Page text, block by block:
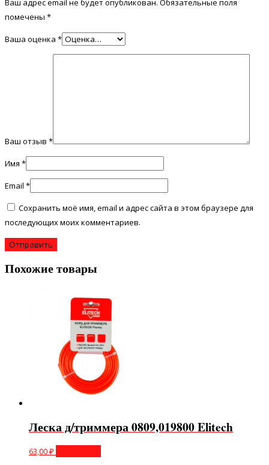
Ваш адрес email не будет опубликован. Обязательные поля
помечены *
Ваша оценка *
Ваш отзыв *
Имя *
Email *
Сохранить моё имя, email и адрес сайта в этом браузере для
последующих моих комментариев.
Похожие товары
Леска д/триммера 0809,019800 Elitech
63,00₽